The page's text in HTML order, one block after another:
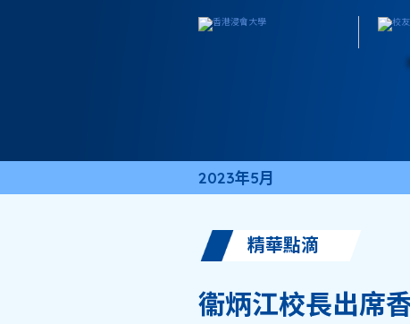
2023年5月
精華點滴
衞炳江校長出席